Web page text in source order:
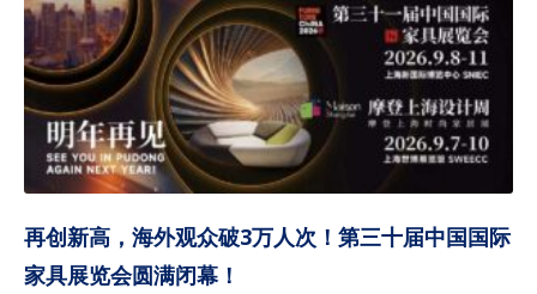
再创新高，海外观众破3万人次！第三十届中国国际
家具展览会圆满闭幕！